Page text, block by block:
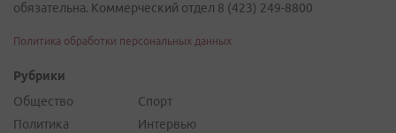
обязательна. Коммерческий отдел 8 (423) 249-8800
Политика обработки персональных данных
Рубрики
Общество
Политика
Спорт
Интервью